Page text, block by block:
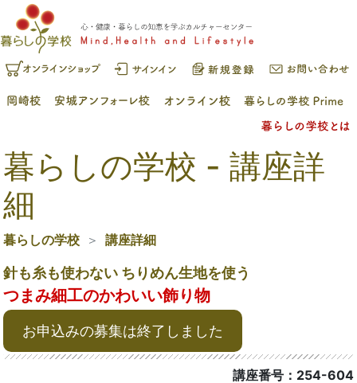
暮らしの学校 - 講座詳
細
暮らしの学校 講座詳細
針も糸も使わない ちりめん生地を使う
つまみ細工のかわいい飾り物
お申込みの募集は終了しました
講座番号：254-604